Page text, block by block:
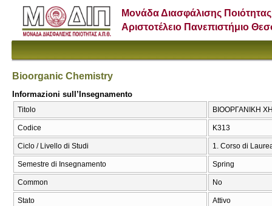
Μονάδα Διασφάλισης Ποιότητας
Αριστοτέλειο Πανεπιστήμιο
Bioorganic Chemistry
Informazioni sull’Insegnamento
Titolo ΒΙΟΟΡΓΑΝΙΚΗ
Codice Κ313
Ciclo / Livello di Studi 1. Corso di
Semestre di Insegnamento Spring
Common No
Stato Attivo